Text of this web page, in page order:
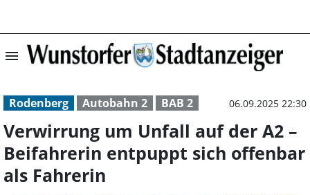
menu Verwirrung um
Rodenberg Autobahn 2 BAB 2 06.09.2025 22:30
Verwirrung um Unfall auf der A2 –
Beifahrerin entpuppt sich offenbar
als Fahrerin